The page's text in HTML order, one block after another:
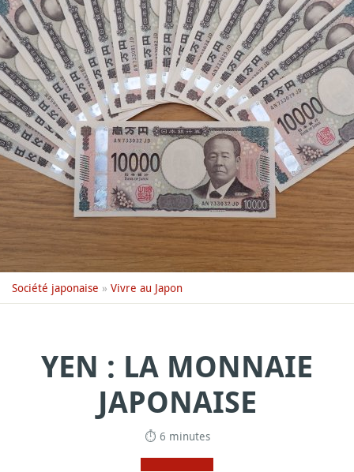
Société japonaise » Vivre au Japon
YEN : LA MONNAIE
JAPONAISE
⏱ 6 minutes